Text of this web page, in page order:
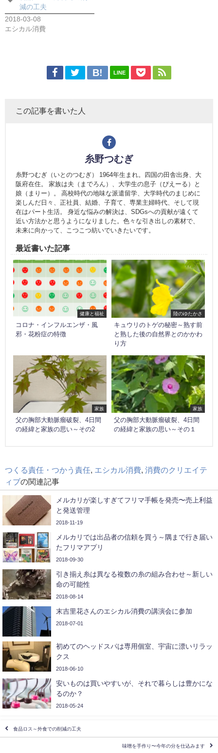
減の工夫
2018-03-08
エシカル消費
LINE
この記事を書いた人
糸野つむぎ
糸野つむぎ（いとのつむぎ） 1964年生まれ。四国の田舎出身、大
阪府在住。 家族は夫（までろん）、大学生の息子（ぴえーる）と
娘（まりー）。 高校時代の地味な派遣留学、大学時代のまじめに
楽しんだ日々、正社員、結婚、子育て、専業主婦時代、そして現
在はパート生活。 身近な悩みの解決は、SDGsへの貢献が遠くて
近い方法かと思うようになりました。色々な引き出しの素材で、
未来に向かって、こつこつ紡いでいきたいです。
最近書いた記事
健康と福祉
コロナ・インフルエンザ・風
邪・花粉症の特徴
陸のゆたかさ
キュウリのトゲの秘密～熟す前
と熟した後の自然界とのかかわ
り方
家族
父の胸部大動脈瘤破裂、4日間
の経緯と家族の思い～その2
家族
父の胸部大動脈瘤破裂、4日間
の経緯と家族の思い～その１
つくる責任・つかう責任, エシカル消費, 消費のクリエイテ
ィブの関連記事
メルカリが楽しすぎてフリマ手帳を発売〜売上利益
と発送管理
2018-11-19
メルカリでは出品者の信頼を買う～隅まで行き届い
たフリマアプリ
2018-09-30
引き揃え糸は異なる複数の糸の組み合わせ～新しい
命の可能性
2018-08-14
末吉里花さんのエシカル消費の講演会に参加
2018-07-01
初めてのヘッドスパは専用個室、宇宙に漂いリラッ
クス
2018-06-10
安いものは買いやすいが、それで暮らしは豊かにな
るのか？
2018-05-24
食品ロス～外食での削減の工夫
味噌を手作り〜今年の分を仕込みます